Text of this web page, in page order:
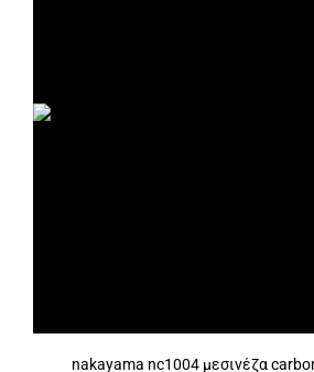
nakayama nc1004 μεσινέζα